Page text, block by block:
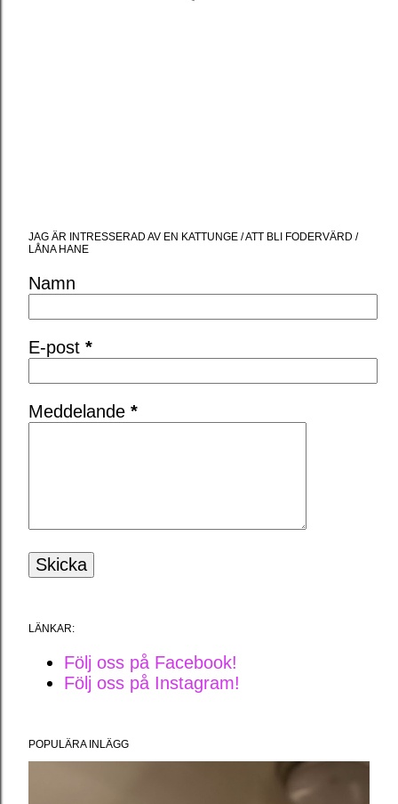
JAG ÄR INTRESSERAD AV EN KATTUNGE / ATT BLI FODERVÄRD /
LÅNA HANE
Namn
E-post *
Meddelande *
LÄNKAR:
Följ oss på Facebook!
Följ oss på Instagram!
POPULÄRA INLÄGG